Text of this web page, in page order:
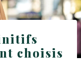
choisis